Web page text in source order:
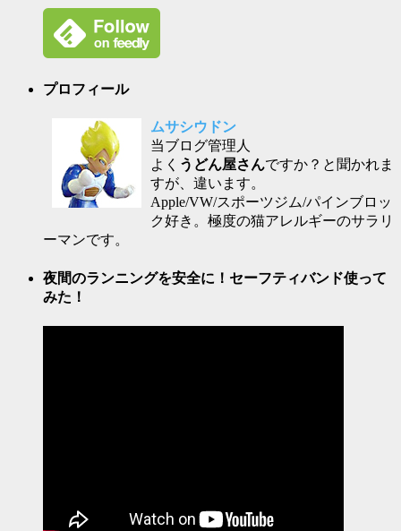
プロフィール
ムサシウドン
当ブログ管理人
よく うどん屋さんですか？と聞かれま
すが、違います。
Apple/VW/スポーツジム/パインブロッ
ク好き。極度の猫アレルギーのサラリ
ーマンです。
夜間のランニングを安全に！セーフティバンド使って
みた！